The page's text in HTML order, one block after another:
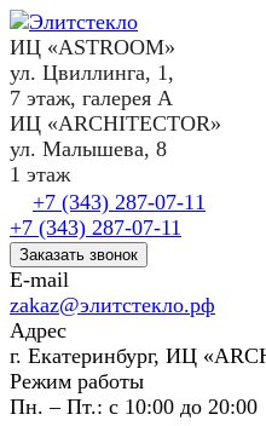
ИЦ «ASTROOM»
ул. Цвиллинга, 1,
7 этаж, галерея А
ИЦ «ARCHITECTOR»
ул. Малышева, 8
1 этаж
+7 (343) 287-07-11
+7 (343) 287-07-11
Заказать звонок
E-mail
zakaz@элитстекло.рф
Адрес
г. Екатеринбург, ИЦ
Режим работы
Пн. – Пт.: с 10:00 до 20:00